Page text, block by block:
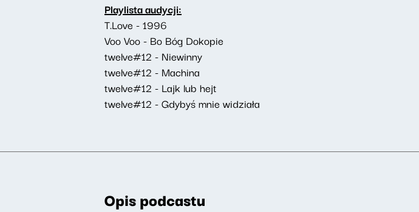
Playlista audycji:
T.Love - 1996
Voo Voo - Bo Bóg Dokopie
twelve#12 - Niewinny
twelve#12 - Machina
twelve#12 - Lajk lub hejt
twelve#12 - Gdybyś mnie widziała
Opis podcastu